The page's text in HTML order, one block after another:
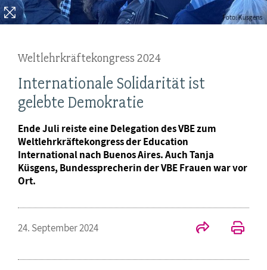
Weltlehrkräftekongress 2024
Internationale Solidarität ist
gelebte Demokratie
Ende Juli reiste eine Delegation des VBE zum
Weltlehrkräftekongress der Education
International nach Buenos Aires. Auch Tanja
Küsgens, Bundessprecherin der VBE Frauen war vor
Ort.
24. September 2024